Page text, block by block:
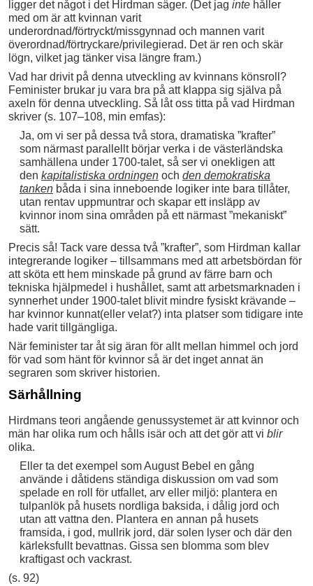
ligger det något i det Hirdman säger. (Det jag inte håller
med om är att kvinnan varit
underordnad/förtryckt/missgynnad och mannen varit
överordnad/förtryckare/privilegierad. Det är ren och skär
lögn, vilket jag tänker visa längre fram.)
Vad har drivit på denna utveckling av kvinnans könsroll?
Feminister brukar ju vara bra på att klappa sig själva på
axeln för denna utveckling. Så låt oss titta på vad Hirdman
skriver (s. 107–108, min emfas):
Ja, om vi ser på dessa två stora, dramatiska ”krafter”
som närmast parallellt börjar verka i de västerländska
samhällena under 1700-talet, så ser vi onekligen att
den kapitalistiska ordningenoch den demokratiska
tankenbåda i sina inneboende logiker inte bara tillåter,
utan rentav uppmuntrar och skapar ett insläpp av
kvinnor inom sina områden på ett närmast ”mekaniskt”
sätt.
Precis så! Tack vare dessa två ”krafter”, som Hirdman kallar
integrerande logiker – tillsammans med att arbetsbördan för
att sköta ett hem minskade på grund av färre barn och
tekniska hjälpmedel i hushållet, samt att arbetsmarknaden i
synnerhet under 1900-talet blivit mindre fysiskt krävande –
har kvinnor kunnat(eller velat?) inta platser som tidigare inte
hade varit tillgängliga.
När feminister tar åt sig äran för allt mellan himmel och jord
för vad som hänt för kvinnor så är det inget annat än
segraren som skriver historien.
Särhållning
Hirdmans teori angående genussystemet är att kvinnor och
män har olika rum och hålls isär och att det gör att vi blir
olika.
Eller ta det exempel som August Bebel en gång
använde i dåtidens ständiga diskussion om vad som
spelade en roll för utfallet, arv eller miljö: plantera en
tulpanlök på husets nordliga baksida, i dålig jord och
utan att vattna den. Plantera en annan på husets
framsida, i god, mullrik jord, där solen lyser och där den
kärleksfullt bevattnas. Gissa sen blomma som blev
kraftigast och vackrast.
(s. 92)